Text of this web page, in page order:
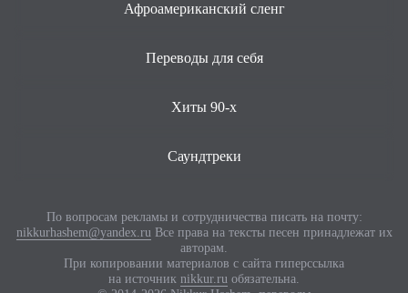
Афроамериканский сленг
Переводы для себя
Хиты 90-х
Саундтреки
По вопросам рекламы и сотрудничества писать на почту:
nikkurhashem@yandex.ruВсе права на тексты песен принадлежат их
авторам.
При копировании материалов с сайта гиперссылка
на источник nikkur.ru обязательна.